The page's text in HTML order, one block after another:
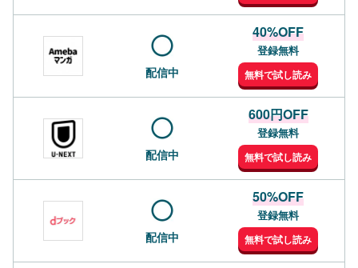
配信中
40%OFF
登録無料
無料で試し読み
配信中
600円OFF
登録無料
無料で試し読み
配信中
50%OFF
登録無料
無料で試し読み